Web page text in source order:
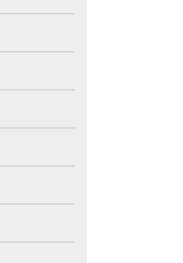
São José dos